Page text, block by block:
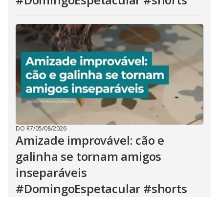
DO R7/05/08/2026
Amizade improvável: cão e
galinha se tornam amigos
inseparáveis
#DomingoEspetacular #shorts